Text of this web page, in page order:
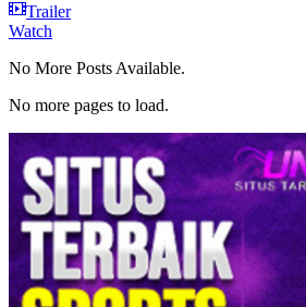
Trailer
Watch
No More Posts Available.
No more pages to load.